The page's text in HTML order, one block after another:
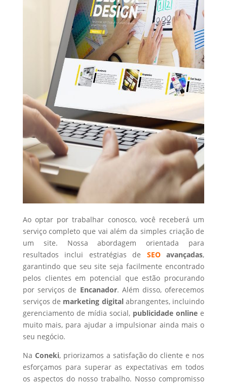
Ao optar por trabalhar conosco, você receberá um
serviço completo que vai além da simples criação de
um site. Nossa abordagem orientada para
resultados inclui estratégias de SEOavançadas,
garantindo que seu site seja facilmente encontrado
pelos clientes em potencial que estão procurando
por serviços de Encanador. Além disso, oferecemos
serviços de marketing digital abrangentes, incluindo
gerenciamento de mídia social, publicidade online e
muito mais, para ajudar a impulsionar ainda mais o
seu negócio.
Na Coneki, priorizamos a satisfação do cliente e nos
esforçamos para superar as expectativas em todos
os aspectos do nosso trabalho. Nosso compromisso